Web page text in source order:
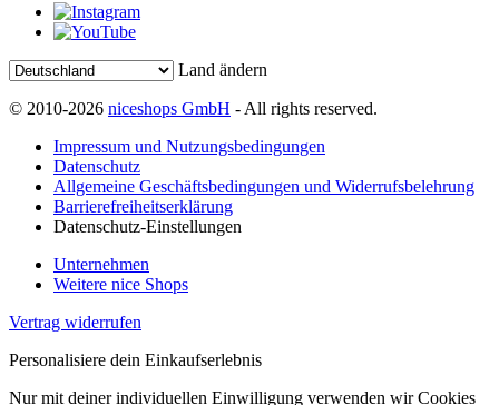
Land ändern
© 2010-2026 niceshops GmbH - All rights reserved.
Impressum und Nutzungsbedingungen
Datenschutz
Allgemeine Geschäftsbedingungen und Widerrufsbelehrung
Barrierefreiheitserklärung
Datenschutz-Einstellungen
Unternehmen
Weitere nice Shops
Vertrag widerrufen
Personalisiere dein Einkaufserlebnis
Nur mit deiner individuellen Einwilligung verwenden wir Cookies